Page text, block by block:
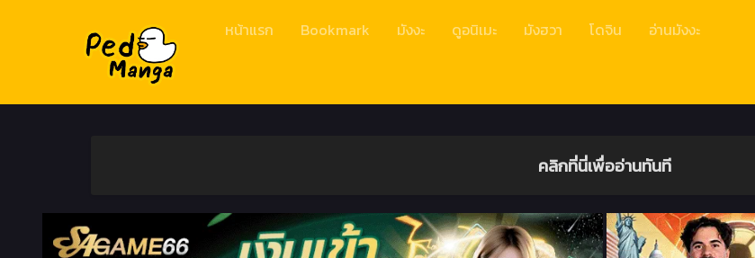
หน้าแรก Bookmark มังงะ ดูอนิเมะ มังฮวา โดจิน อ่านมังงะ
คลิกที่นี่เพื่ออ่านทันที